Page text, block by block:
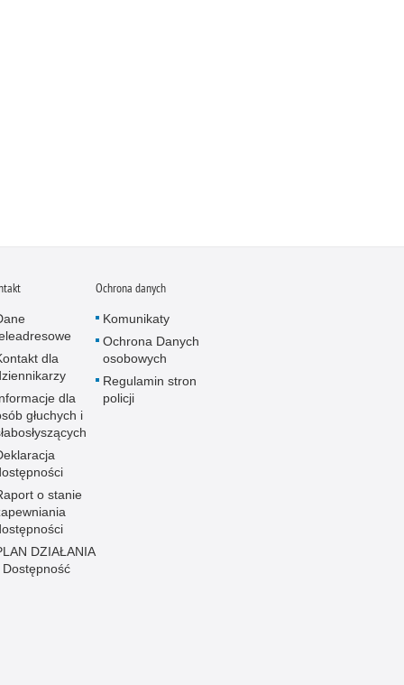
dla
dla
głuchych i
o stanie
DZIAŁANIA
Dostępność
Ochrona danych
Komunikaty
Ochrona Danych
osobowych
Regulamin stron
policji